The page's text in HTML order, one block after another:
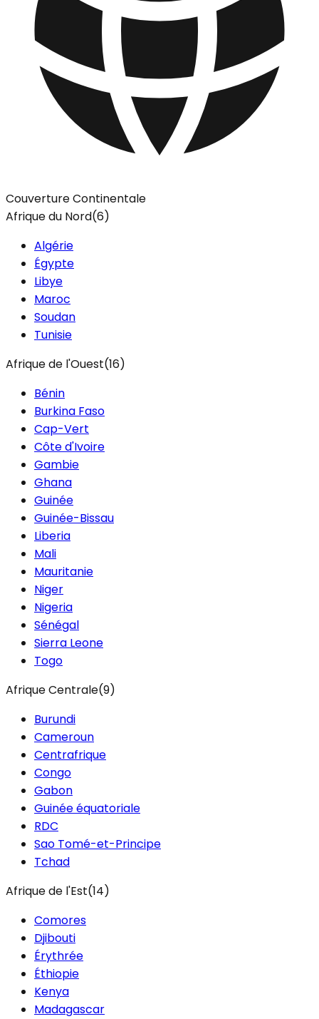
Couverture Continentale
Afrique du Nord(6)
Algérie
Égypte
Libye
Maroc
Soudan
Tunisie
Afrique de l'Ouest(16)
Bénin
Burkina Faso
Cap-Vert
Côte d'Ivoire
Gambie
Ghana
Guinée
Guinée-Bissau
Liberia
Mali
Mauritanie
Niger
Nigeria
Sénégal
Sierra Leone
Togo
Afrique Centrale(9)
Burundi
Cameroun
Centrafrique
Congo
Gabon
Guinée équatoriale
RDC
Sao Tomé-et-Principe
Tchad
Afrique de l'Est(14)
Comores
Djibouti
Érythrée
Éthiopie
Kenya
Madagascar